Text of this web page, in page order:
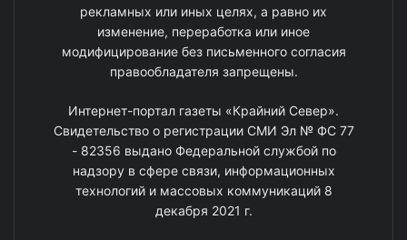
рекламных или иных целях, а равно их
изменение, переработка или иное
модифицирование без письменного согласия
правообладателя запрещены.
Интернет-портал газеты «Крайний Север».
Свидетельство о регистрации СМИ Эл № ФС 77
- 82356 выдано Федеральной службой по
надзору в сфере связи, информационных
технологий и массовых коммуникаций 8
декабря 2021 г.